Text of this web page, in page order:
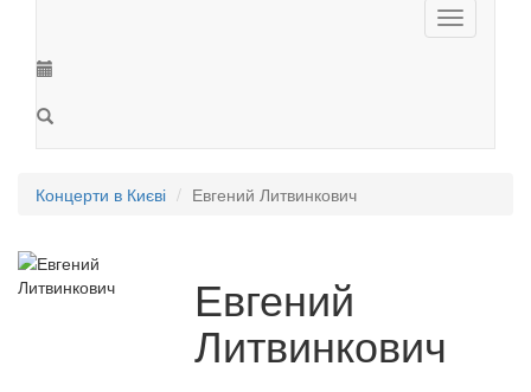
Toggle
navigation
Концерти в Києві Евгений Литвинкович
Евгений
Литвинкович